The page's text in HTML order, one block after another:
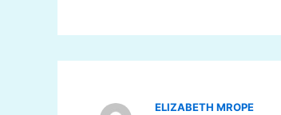
ELIZABETH MROPE